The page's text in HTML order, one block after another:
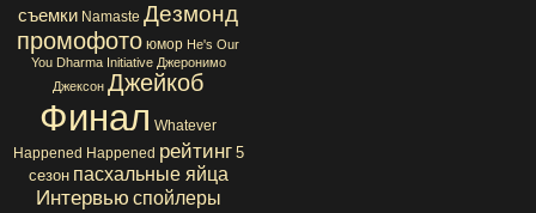
съемки Namaste Дезмонд
промофото юмор He's Our
You Dharma Initiative Джеронимо
Джексон Джейкоб
Финал Whatever
Happened Happened рейтинг 5
сезон пасхальные яйца
Интервью спойлеры